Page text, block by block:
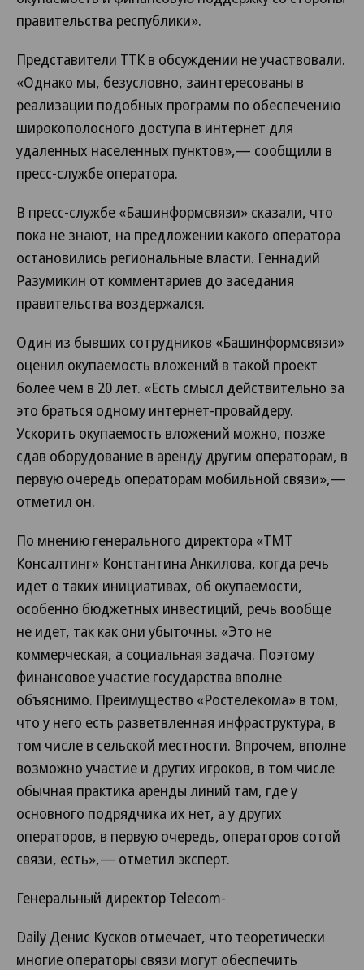
правительства республики».
Представители ТТК в обсуждении не участвовали.
«Однако мы, безусловно, заинтересованы в
реализации подобных программ по обеспечению
широкополосного доступа в интернет для
удаленных населенных пунктов»,— сообщили в
пресс-службе оператора.
В пресс-службе «Башинформсвязи» сказали, что
пока не знают, на предложении какого оператора
остановились региональные власти. Геннадий
Разумикин от комментариев до заседания
правительства воздержался.
Один из бывших сотрудников «Башинформсвязи»
оценил окупаемость вложений в такой проект
более чем в 20 лет. «Есть смысл действительно за
это браться одному интернет-провайдеру.
Ускорить окупаемость вложений можно, позже
сдав оборудование в аренду другим операторам, в
первую очередь операторам мобильной связи»,—
отметил он.
По мнению генерального директора «ТМТ
Консалтинг» Константина Анкилова, когда речь
идет о таких инициативах, об окупаемости,
особенно бюджетных инвестиций, речь вообще
не идет, так как они убыточны. «Это не
коммерческая, а социальная задача. Поэтому
финансовое участие государства вполне
объяснимо. Преимущество «Ростелекома» в том,
что у него есть разветвленная инфраструктура, в
том числе в сельской местности. Впрочем, вполне
возможно участие и других игроков, в том числе
обычная практика аренды линий там, где у
основного подрядчика их нет, а у других
операторов, в первую очередь, операторов сотой
связи, есть»,— отметил эксперт.
Генеральный директор Telecom-
Daily Денис Кусков отмечает, что теоретически
многие операторы связи могут обеспечить